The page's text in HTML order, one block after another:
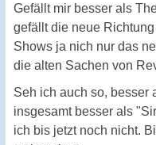
Gefällt mir besser als
gefällt die neue
Shows ja nich nur das
die alten Sachen von
Seh ich auch so, besser
insgesamt besser als
ich bis jetzt noch nicht.